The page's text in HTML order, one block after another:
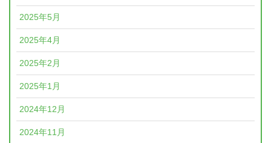
2025年5月
2025年4月
2025年2月
2025年1月
2024年12月
2024年11月